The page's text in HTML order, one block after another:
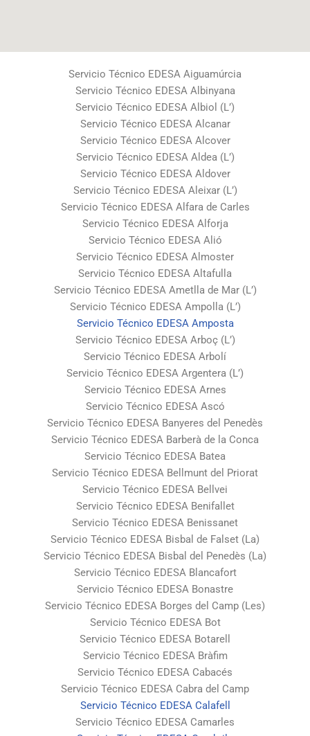
Servicio Técnico EDESA Aiguamúrcia
Servicio Técnico EDESA Albinyana
Servicio Técnico EDESA Albiol (L’)
Servicio Técnico EDESA Alcanar
Servicio Técnico EDESA Alcover
Servicio Técnico EDESA Aldea (L’)
Servicio Técnico EDESA Aldover
Servicio Técnico EDESA Aleixar (L’)
Servicio Técnico EDESA Alfara de Carles
Servicio Técnico EDESA Alforja
Servicio Técnico EDESA Alió
Servicio Técnico EDESA Almoster
Servicio Técnico EDESA Altafulla
Servicio Técnico EDESA Ametlla de Mar (L’)
Servicio Técnico EDESA Ampolla (L’)
Servicio Técnico EDESA Amposta
Servicio Técnico EDESA Arboç (L’)
Servicio Técnico EDESA Arbolí
Servicio Técnico EDESA Argentera (L’)
Servicio Técnico EDESA Arnes
Servicio Técnico EDESA Ascó
Servicio Técnico EDESA Banyeres del Penedès
Servicio Técnico EDESA Barberà de la Conca
Servicio Técnico EDESA Batea
Servicio Técnico EDESA Bellmunt del Priorat
Servicio Técnico EDESA Bellvei
Servicio Técnico EDESA Benifallet
Servicio Técnico EDESA Benissanet
Servicio Técnico EDESA Bisbal de Falset (La)
Servicio Técnico EDESA Bisbal del Penedès (La)
Servicio Técnico EDESA Blancafort
Servicio Técnico EDESA Bonastre
Servicio Técnico EDESA Borges del Camp (Les)
Servicio Técnico EDESA Bot
Servicio Técnico EDESA Botarell
Servicio Técnico EDESA Bràfim
Servicio Técnico EDESA Cabacés
Servicio Técnico EDESA Cabra del Camp
Servicio Técnico EDESA Calafell
Servicio Técnico EDESA Camarles